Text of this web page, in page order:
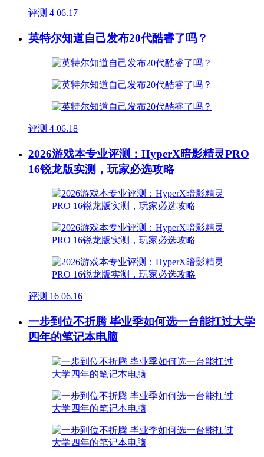
评测 4 06.17
英特尔知道自己发布20代酷睿了吗？
评测 4 06.18
2026游戏本专业评测：HyperX暗影精灵PRO
16锐龙版实测，玩家必选攻略
评测 16 06.16
一步到位不折腾 毕业季如何选一台能扛过大学
四年的笔记本电脑